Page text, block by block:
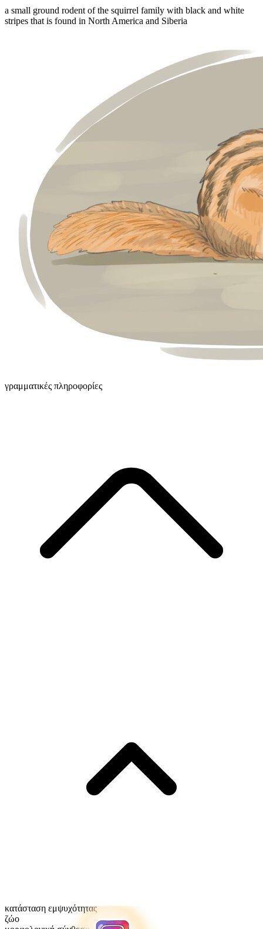
a small ground rodent of the squirrel family with black and white
stripes that is found in North America and Siberia
γραμματικές πληροφορίες
κατάσταση εμψυχότητας
ζώο